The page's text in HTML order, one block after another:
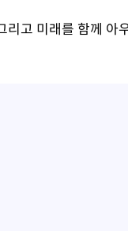
리고 미래를 함께 아